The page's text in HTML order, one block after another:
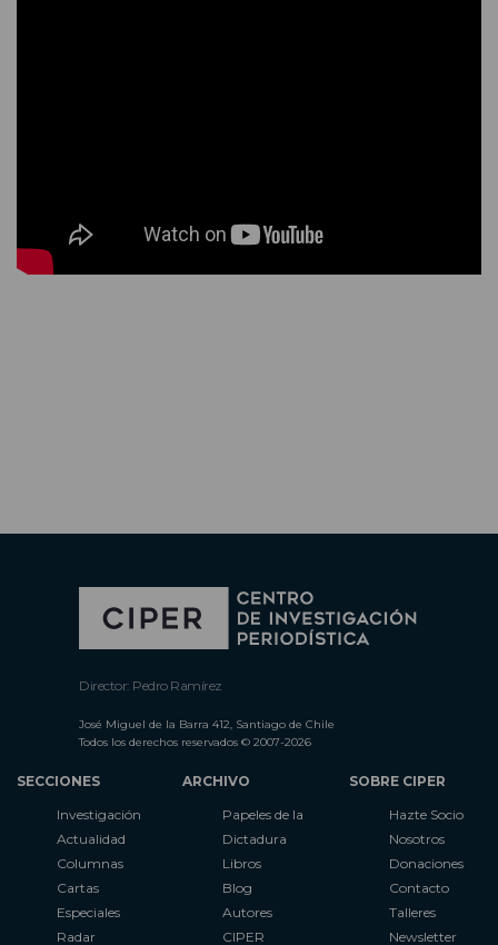
Director: Pedro Ramírez
José Miguel de la Barra 412, Santiago de Chile
Todos los derechos reservados © 2007-2026
SECCIONES
Investigación
Actualidad
Columnas
Cartas
Especiales
Radar
ARCHIVO
Papeles de la
Dictadura
Libros
Blog
Autores
CIPER
SOBRE CIPER
Hazte Socio
Nosotros
Donaciones
Contacto
Talleres
Newsletter